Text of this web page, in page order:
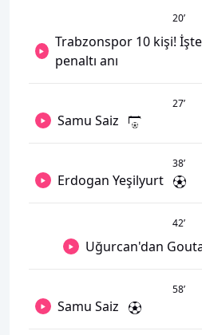
20’
Trabzonspor 10 kişi! İşte
penaltı anı
27’
Samu Saiz
38’
Erdogan Yeşilyurt
42’
Uğurcan'dan
58’
Samu Saiz